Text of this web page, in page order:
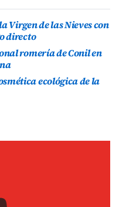
Virgen de las Nieves con
directo
romería de Conil en
ecológica de la